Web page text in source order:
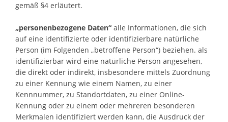
gemäß §4 erläutert.
„personenbezogene Daten“ alle Informationen, die sich
auf eine identifizierte oder identifizierbare natürliche
Person (im Folgenden „betroffene Person“) beziehen. als
identifizierbar wird eine natürliche Person angesehen,
die direkt oder indirekt, insbesondere mittels Zuordnung
zu einer Kennung wie einem Namen, zu einer
Kennnummer, zu Standortdaten, zu einer Online-
Kennung oder zu einem oder mehreren besonderen
Merkmalen identifiziert werden kann, die Ausdruck der